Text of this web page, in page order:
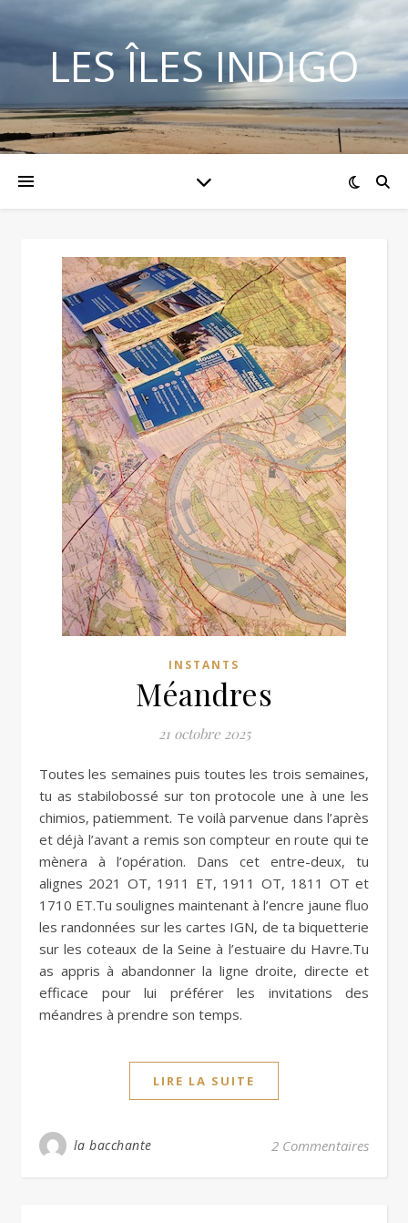
LES ÎLES INDIGO
INSTANTS
Méandres
21 octobre 2025
Toutes les semaines puis toutes les trois semaines,
tu as stabilobossé sur ton protocole une à une les
chimios, patiemment. Te voilà parvenue dans l’après
et déjà l’avant a remis son compteur en route qui te
mènera à l’opération. Dans cet entre-deux, tu
alignes 2021 OT, 1911 ET, 1911 OT, 1811 OT et
1710 ET.Tu soulignes maintenant à l’encre jaune fluo
les randonnées sur les cartes IGN, de ta biquetterie
sur les coteaux de la Seine à l’estuaire du Havre.Tu
as appris à abandonner la ligne droite, directe et
efficace pour lui préférer les invitations des
méandres à prendre son temps.
LIRE LA SUITE
la bacchante 2 Commentaires